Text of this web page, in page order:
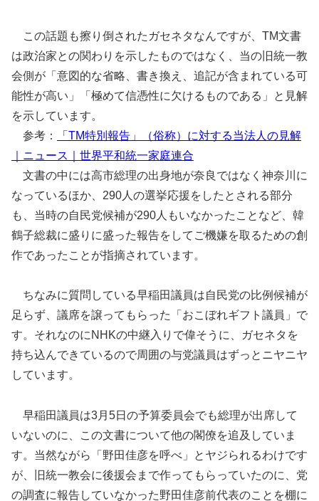
この話題も擦り倒されたガセネタなんですが、TM文書
は政治家との関わりを示したものではなく、当の旧統一教
会側が「意図的な省略、書き換え、追記が含まれている可
能性が高い」「極めて信憑性に欠けるものである」と見解
を示しています。
参考：
「TM特別報告」（俗称）に対する当法人の見解
｜ニュース｜世界平和統一家庭連合
文書の中には高市総理の出身地が奈良ではなく神奈川に
なっているほか、290人の選挙応援をしたとされる部分
も、当時の自民党候補が290人もいなかったことなど、韓
鶴子総裁に盛りに盛った報告をしてご機嫌を取るための創
作であったことが指摘されています。
ちなみに質問している早稲田議員は自民党の比例候補が
足らず、議席を譲ってもらった「おこぼれギフト議員」で
す。それなのにNHKの中継入りで偉そうに、ガセネタを
持ち込んできているので周囲の与党議員はずっとニヤニヤ
しています。
早稲田議員は3月5日の予算委員会でも総理が出席して
いないのに、この文書について他の閣僚を追及していま
す。当然ながら「野田佳彦を呼べ」とヤジられるわけです
が、旧統一教会に後援会まで作ってもらっていたのに、党
の調査に報告していなかった野田佳彦前代表のことを棚に